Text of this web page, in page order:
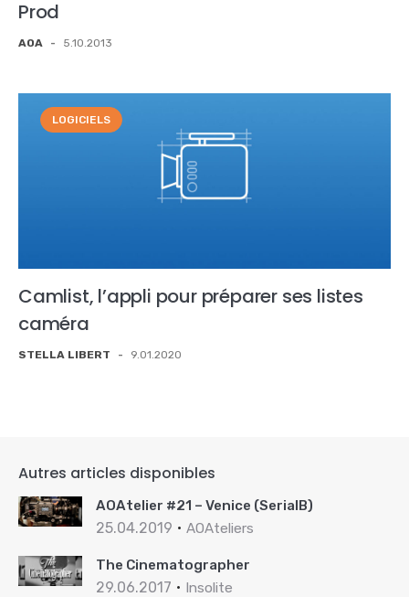
Prod
AOA - 5.10.2013
LOGICIELS
Camlist, l’appli pour préparer ses listes
caméra
STELLA LIBERT - 9.01.2020
Autres articles disponibles
AOAtelier #21 – Venice (SerialB)
25.04.2019 AOAteliers
The Cinematographer
29.06.2017 Insolite